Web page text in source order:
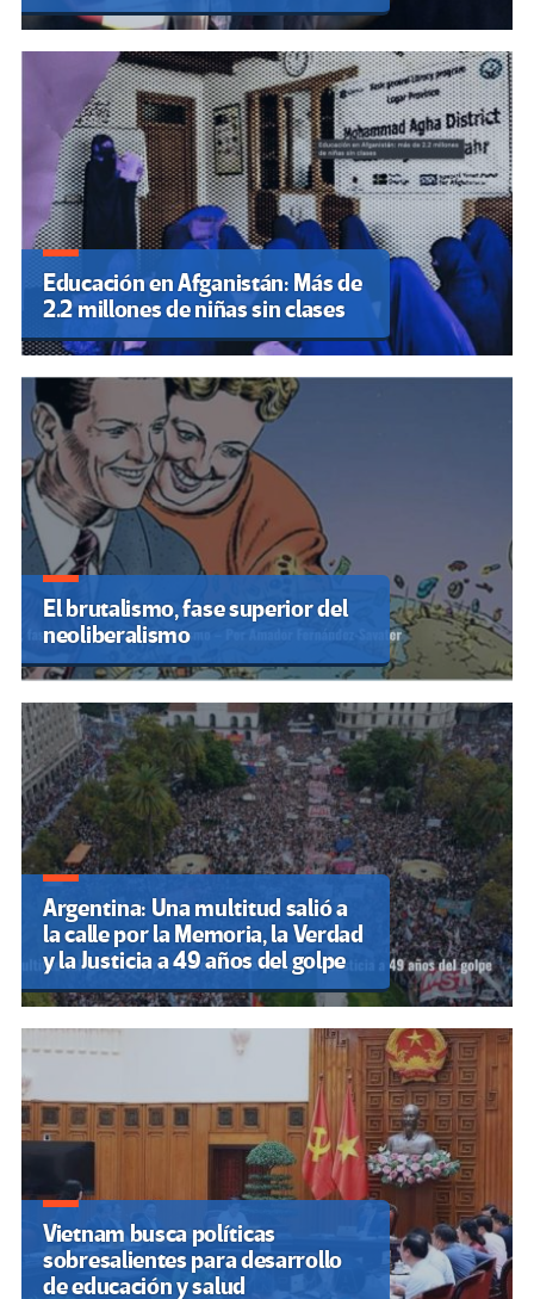
Educación en Afganistán: Más de
2.2 millones de niñas sin clases
El brutalismo, fase superior del
neoliberalismo
Argentina: Una multitud salió a
la calle por la Memoria, la Verdad
y la Justicia a 49 años del golpe
Vietnam busca políticas
sobresalientes para desarrollo
de educación y salud